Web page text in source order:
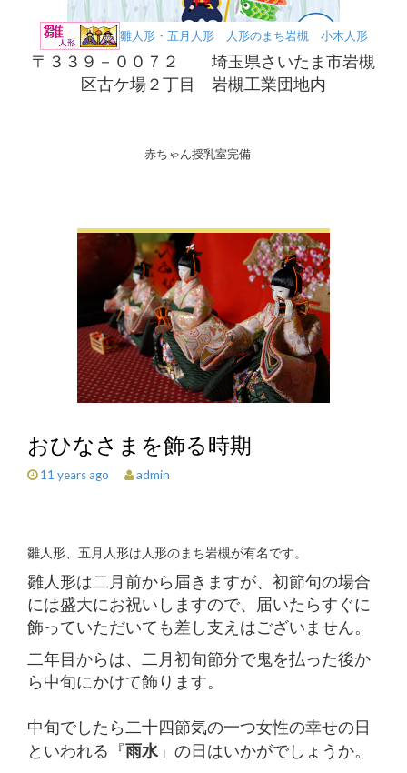
雛人形・五月人形 人形のまち岩槻 小木人形
〒３３９－００７２ 埼玉県さいたま市岩槻
区古ケ場２丁目 岩槻工業団地内
赤ちゃん授乳室完備
おひなさまを飾る時期
11 years ago admin
雛人形、五月人形は人形のまち岩槻が有名です。
雛人形は二月前から届きますが、初節句の場合
には盛大にお祝いしますので、届いたらすぐに
飾っていただいても差し支えはございません。
二年目からは、二月初旬節分で鬼を払った後か
ら中旬にかけて飾ります。
中旬でしたら二十四節気の一つ女性の幸せの日
といわれる『雨水 」の日はいかがでしょうか。